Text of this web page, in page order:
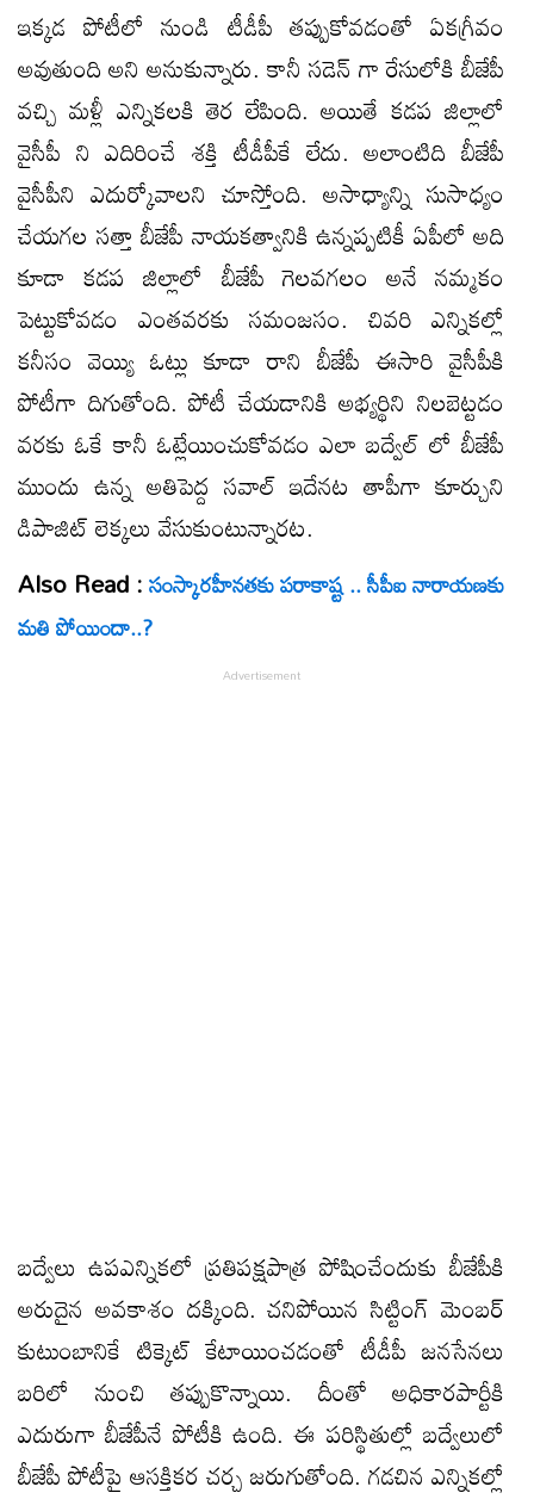
ఇక్కడ పోటీలో నుండి టీడీపీ తప్పుకోవడంతో ఏకగ్రీవం
అవుతుంది అని అనుకున్నారు. కానీ సడెన్ గా రేసులోకి బీజేపీ
వచ్చి మళ్లీ ఎన్నికలకి తెర లేపింది. అయితే కడప జిల్లాలో
వైసీపీ ని ఎదిరించే శక్తి టీడీపీకే లేదు. అలాంటిది బీజేపీ
వైసీపీని ఎదుర్కోవాలని చూస్తోంది. అసాధ్యాన్ని సుసాధ్యం
చేయగల సత్తా బీజేపీ నాయకత్వానికి ఉన్నప్పటికీ ఏపీలో అది
కూడా కడప జిల్లాలో బీజేపీ గెలవగలం అనే నమ్మకం
పెట్టుకోవడం ఎంతవరకు సమంజసం. చివరి ఎన్నికల్లో
కనీసం వెయ్యి ఓట్లు కూడా రాని బీజేపీ ఈసారి వైసీపీకి
పోటీగా దిగుతోంది. పోటీ చేయడానికి అభ్యర్థిని నిలబెట్టడం
వరకు ఓకే కానీ ఓట్లేయించుకోవడం ఎలా బద్వేల్ లో బీజేపీ
ముందు ఉన్న అతిపెద్ద సవాల్ ఇదేనట తాపీగా కూర్చుని
డిపాజిట్ లెక్కలు వేసుకుంటున్నారట.
Also Read :సంస్కారహీనతకు పరాకాష్ట .. సీపీఐ నారాయణకు
మతి పోయిందా..?
బద్వేలు ఉపఎన్నికలో ప్రతిపక్షపాత్ర పోషించేందుకు బీజేపీకి
అరుదైన అవకాశం దక్కింది. చనిపోయిన సిట్టింగ్ మెంబర్
కుటుంబానికే టిక్కెట్ కేటాయించడంతో టీడీపీ జనసేనలు
బరిలో నుంచి తప్పుకొన్నాయి. దీంతో అధికారపార్టీకి
ఎదురుగా బీజేపీనే పోటీకి ఉంది. ఈ పరిస్థితుల్లో బద్వేలులో
బీజేపీ పోటీపై ఆసక్తికర చర్చ జరుగుతోంది. గడచిన ఎన్నికల్లో